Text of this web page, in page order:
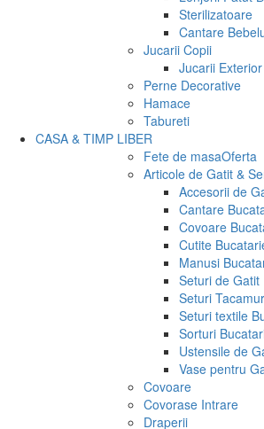
Sterilizatoare
Cantare
Jucarii Copii
Jucarii Exterior
Perne Decorative
Hamace
Tabureti
CASA & TIMP LIBER
Fete de masaOferta
Articole de Gatit &
Accesorii de
Cantare
Covoare
Cutite
Manusi
Seturi de Gatit
Seturi
Seturi textile
Sorturi
Ustensile de
Vase pentru
Covoare
Covorase Intrare
Draperii